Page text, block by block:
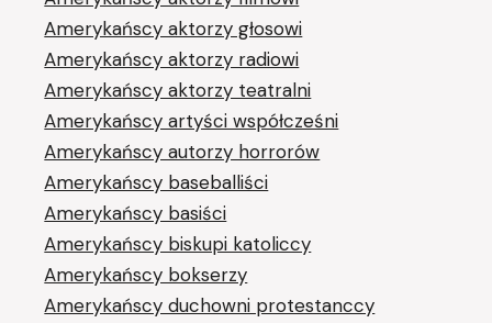
Amerykańscy aktorzy głosowi
Amerykańscy aktorzy radiowi
Amerykańscy aktorzy teatralni
Amerykańscy artyści współcześni
Amerykańscy autorzy horrorów
Amerykańscy baseballiści
Amerykańscy basiści
Amerykańscy biskupi katoliccy
Amerykańscy bokserzy
Amerykańscy duchowni protestanccy